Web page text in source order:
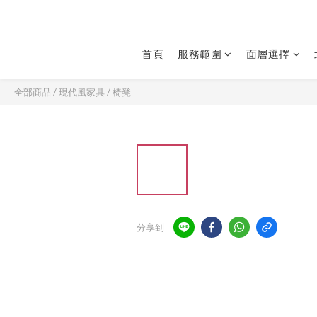
首頁 服務範圍 面層選擇
全部商品 /現代風家具 /椅凳
分享到